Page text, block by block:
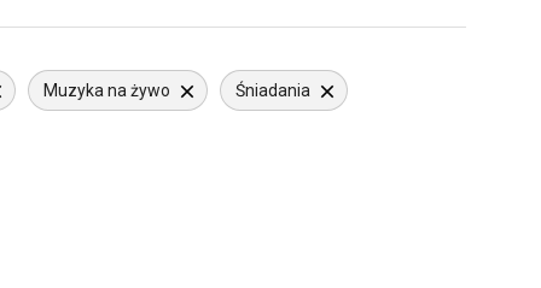
Muzyka na żywo Śniadania